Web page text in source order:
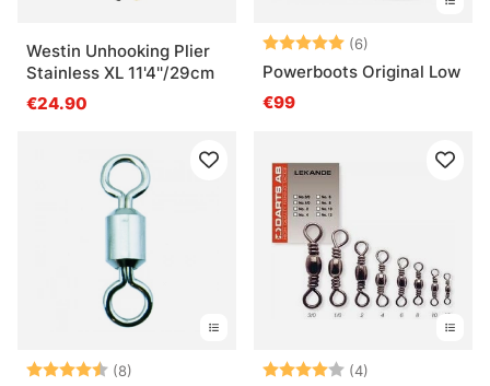
Westin Unhooking Plier
Stainless XL 11'4''/29cm
€24.90
Arvio: (6)
Powerboots Original Low
€99
Arvio: (8)
4.9 5:sta tähdestäArvio: (4)